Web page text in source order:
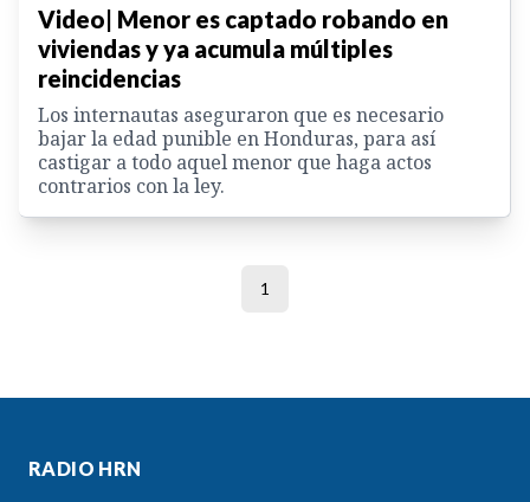
Video| Menor es captado robando en
viviendas y ya acumula múltiples
reincidencias
Los internautas aseguraron que es necesario
bajar la edad punible en Honduras, para así
castigar a todo aquel menor que haga actos
contrarios con la ley.
1
RADIO HRN